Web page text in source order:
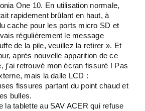
One 10. En utilisation normale,
rapidement brûlant en haut, à
cache pour les ports micro SD et
régulièrement le message
de la pile, veuillez la retirer ». Et
après nouvelle apparition de ce
j’ai retrouvé mon écran fissuré ! Pas
mais la dalle LCD :
fissures partant du point chaud et
bulles.
la tablette au SAV ACER qui refuse